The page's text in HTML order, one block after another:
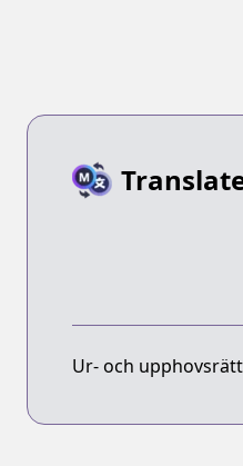
Ur- och